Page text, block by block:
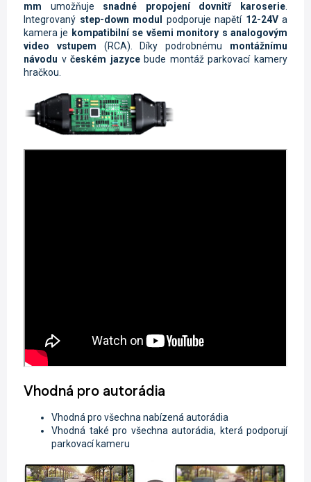
mm umožňuje snadné propojení dovnitř karoserie
Integrovaný step-down modul podporuje napětí 12-24Va
kamera je kompatibilní se všemi monitory s analogovým
video vstupem (RCA). Díky podrobnému montážnímu
návodu včeském jazycebude montáž parkovací kamery
hračkou.
Vhodná pro autorádia
Vhodná pro všechna nabízená autorádia
Vhodná také pro všechna autorádia, která podporují
parkovací kameru